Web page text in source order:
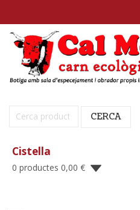
Cerca: CERCA
Cistella
0 productes 0,00 €